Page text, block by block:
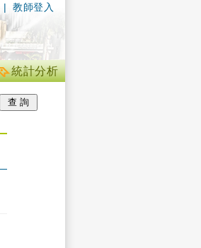
| 教師登入
統計分析